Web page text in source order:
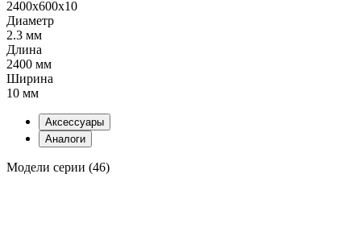
2400x600x10
Диаметр
2.3 мм
Длина
2400 мм
Ширина
10 мм
Аксессуары
Аналоги
Модели серии (46)